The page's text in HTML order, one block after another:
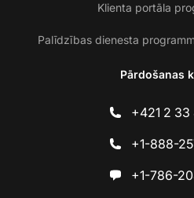
Klienta portāla
Palīdzības dienesta
Pārdošanas
+421 2
+1-888-
+1-786-